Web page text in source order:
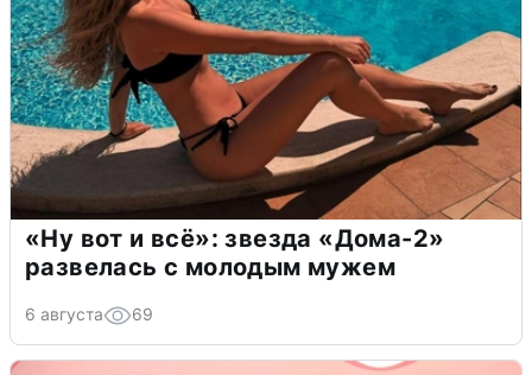
«Ну вот и всё»: звезда «Дома-2»
развелась с молодым мужем
6 августа 69